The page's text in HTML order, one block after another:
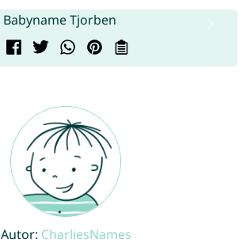
Autor: CharliesNames